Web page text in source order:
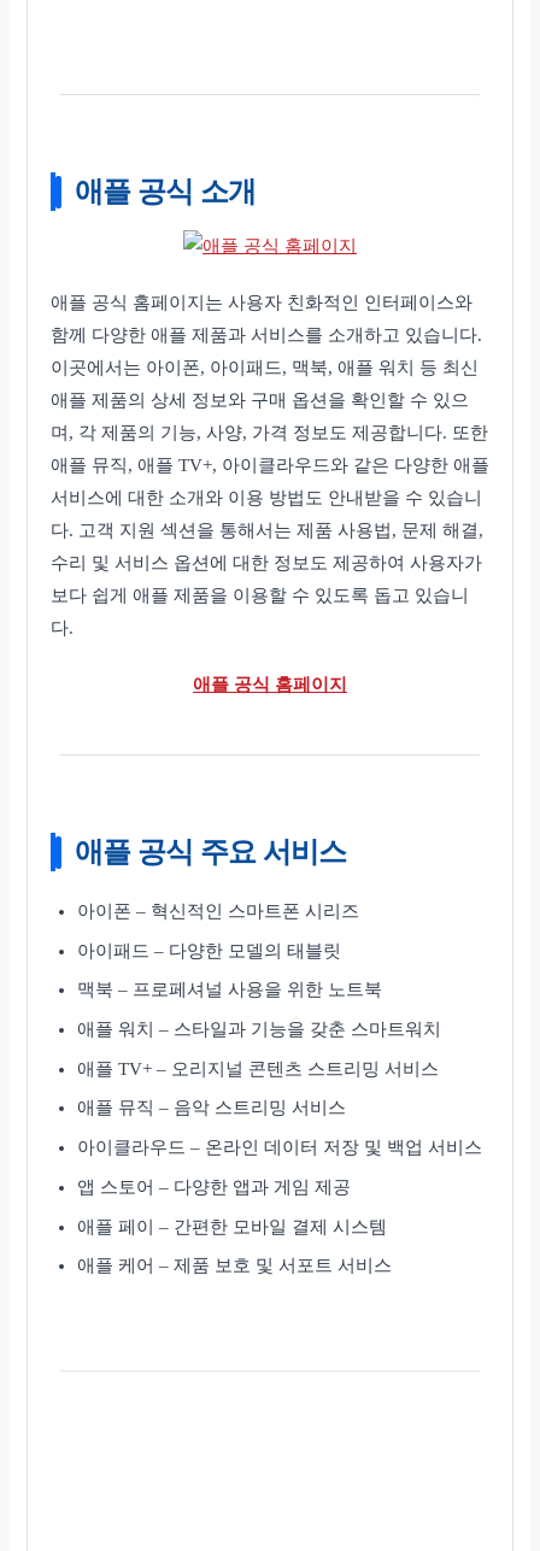
애플 공식 소개
애플 공식 홈페이지는 사용자 친화적인 인터페이스와
함께 다양한 애플 제품과 서비스를 소개하고 있습니다.
이곳에서는 아이폰, 아이패드, 맥북, 애플 워치 등 최신
애플 제품의 상세 정보와 구매 옵션을 확인할 수 있으
며, 각 제품의 기능, 사양, 가격 정보도 제공합니다. 또한
애플 뮤직, 애플 TV+, 아이클라우드와 같은 다양한 애플
서비스에 대한 소개와 이용 방법도 안내받을 수 있습니
다. 고객 지원 섹션을 통해서는 제품 사용법, 문제 해결,
수리 및 서비스 옵션에 대한 정보도 제공하여 사용자가
보다 쉽게 애플 제품을 이용할 수 있도록 돕고 있습니
다.
애플 공식 홈페이지
애플 공식 주요 서비스
아이폰 – 혁신적인 스마트폰 시리즈
아이패드 – 다양한 모델의 태블릿
맥북 – 프로페셔널 사용을 위한 노트북
애플 워치 – 스타일과 기능을 갖춘 스마트워치
애플 TV+ – 오리지널 콘텐츠 스트리밍 서비스
애플 뮤직 – 음악 스트리밍 서비스
아이클라우드 – 온라인 데이터 저장 및 백업 서비스
앱 스토어 – 다양한 앱과 게임 제공
애플 페이 – 간편한 모바일 결제 시스템
애플 케어 – 제품 보호 및 서포트 서비스